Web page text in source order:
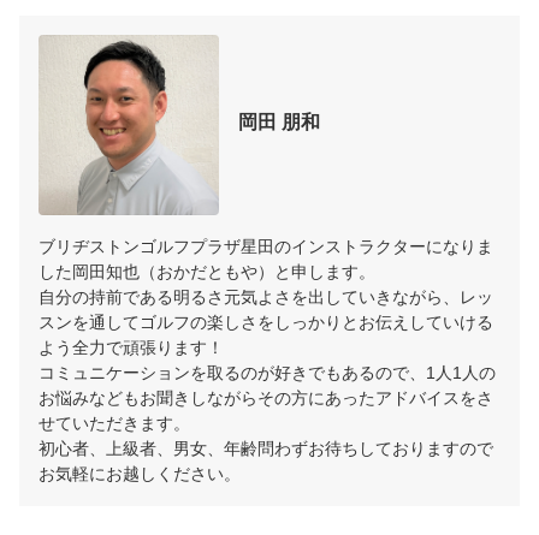
岡田 朋和
ブリヂストンゴルフプラザ星田のインストラクターになりま
した岡田知也（おかだともや）と申します。
自分の持前である明るさ元気よさを出していきながら、レッ
スンを通してゴルフの楽しさをしっかりとお伝えしていける
よう全力で頑張ります！
コミュニケーションを取るのが好きでもあるので、1人1人の
お悩みなどもお聞きしながらその方にあったアドバイスをさ
せていただきます。
初心者、上級者、男女、年齢問わずお待ちしておりますので
お気軽にお越しください。